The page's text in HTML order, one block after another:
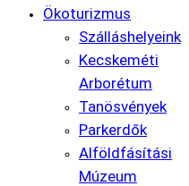
Ökoturizmus
Szálláshelyeink
Kecskeméti
Arborétum
Tanösvények
Parkerdők
Alföldfásítási
Múzeum